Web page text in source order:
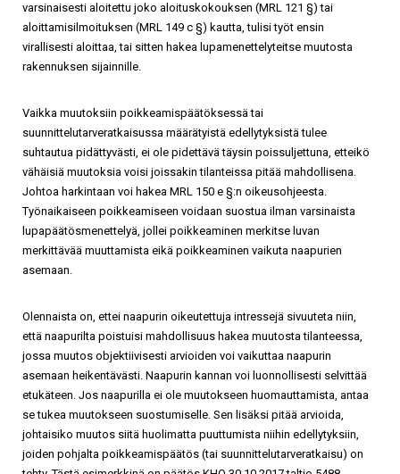
varsinaisesti aloitettu joko aloituskokouksen (MRL 121 §) tai
aloittamisilmoituksen (MRL 149 c §) kautta, tulisi työt ensin
virallisesti aloittaa, tai sitten hakea lupamenettelyteitse muutosta
rakennuksen sijainnille.
Vaikka muutoksiin poikkeamispäätöksessä tai
suunnittelutarveratkaisussa määrätyistä edellytyksistä tulee
suhtautua pidättyvästi, ei ole pidettävä täysin poissuljettuna, etteikö
vähäisiä muutoksia voisi joissakin tilanteissa pitää mahdollisena.
Johtoa harkintaan voi hakea MRL 150 e §:n oikeusohjeesta.
Työnaikaiseen poikkeamiseen voidaan suostua ilman varsinaista
lupapäätösmenettelyä, jollei poikkeaminen merkitse luvan
merkittävää muuttamista eikä poikkeaminen vaikuta naapurien
asemaan.
Olennaista on, ettei naapurin oikeutettuja intressejä sivuuteta niin,
että naapurilta poistuisi mahdollisuus hakea muutosta tilanteessa,
jossa muutos objektiivisesti arvioiden voi vaikuttaa naapurin
asemaan heikentävästi. Naapurin kannan voi luonnollisesti selvittää
etukäteen. Jos naapurilla ei ole muutokseen huomauttamista, antaa
se tukea muutokseen suostumiselle. Sen lisäksi pitää arvioida,
johtaisiko muutos siitä huolimatta puuttumista niihin edellytyksiin,
joiden pohjalta poikkeamispäätös (tai suunnittelutarveratkaisu) on